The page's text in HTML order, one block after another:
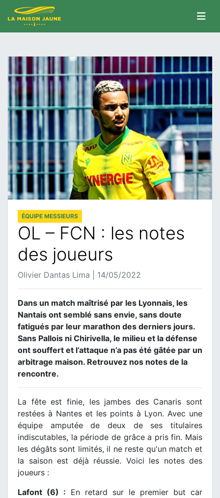
ÉQUIPE MESSIEURS
OL – FCN : les notes
des joueurs
Olivier Dantas Lima | 14/05/2022
Dans un match maîtrisé par les Lyonnais, les
Nantais ont semblé sans envie, sans doute
fatigués par leur marathon des derniers jours.
Sans Pallois ni Chirivella, le milieu et la défense
ont souffert et l’attaque n’a pas été gâtée par un
arbitrage maison. Retrouvez nos notes de la
rencontre.
La fête est finie, les jambes des Canaris sont
restées à Nantes et les points à Lyon. Avec une
équipe amputée de deux de ses titulaires
indiscutables, la période de grâce a pris fin. Mais
les dégâts sont limités, il ne reste qu'un match et
la saison est déjà réussie. Voici les notes des
joueurs :
Lafont (6) : En retard sur le premier but car